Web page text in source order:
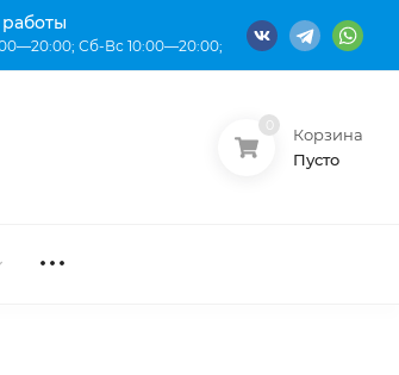
Сб-Вс 10:00—20:00;
Корзина
Пусто